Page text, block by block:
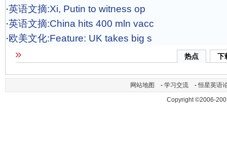
·英语文摘:Xi, Putin to witness op
·英语文摘:China hits 400 mln vacc
·欧美文化:Feature: UK takes big s
热点 下
网站地图 - 学习交流 -恒星英语
Copyright ©2006-